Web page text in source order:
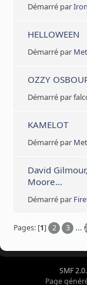
Démarré par
HELLOWEEN
Démarré par
OZZY
Démarré par
KAMELOT
Démarré par
David
Moore...
Démarré par
Pages: [1] 2 3 ...
SMF
Page